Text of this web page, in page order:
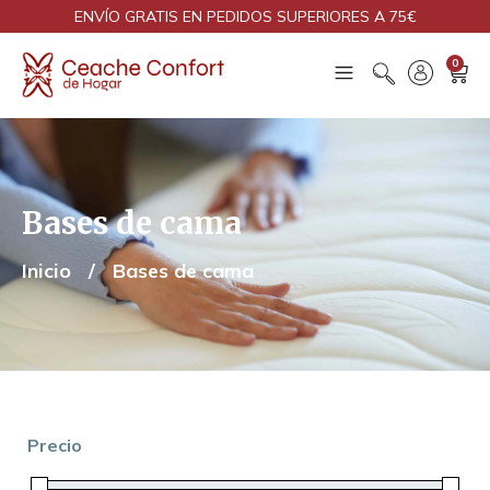
ENVÍO GRATIS EN PEDIDOS SUPERIORES A 75€
0
Bases de cama
Inicio / Bases de cama
Precio